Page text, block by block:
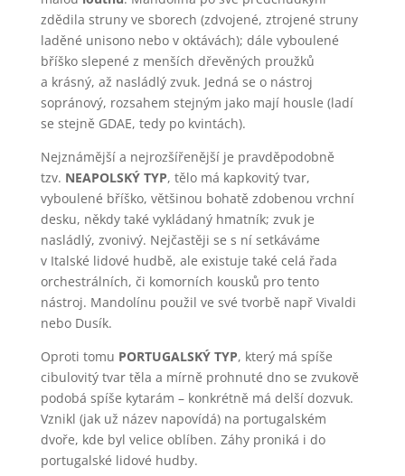
zdědila struny ve sborech (zdvojené, ztrojené struny
laděné unisono nebo v oktávách); dále vyboulené
bříško slepené z menších dřevěných proužků
a krásný, až nasládlý zvuk. Jedná se o nástroj
sopránový, rozsahem stejným jako mají housle (ladí
se stejně GDAE, tedy po kvintách).
Nejznámější a nejrozšířenější je pravděpodobně
tzv. NEAPOLSKÝ TYP, tělo má kapkovitý tvar,
vyboulené bříško, většinou bohatě zdobenou vrchní
desku, někdy také vykládaný hmatník; zvuk je
nasládlý, zvonivý. Nejčastěji se s ní setkáváme
v Italské lidové hudbě, ale existuje také celá řada
orchestrálních, či komorních kousků pro tento
nástroj. Mandolínu použil ve své tvorbě např Vivaldi
nebo Dusík.
Oproti tomu PORTUGALSKÝ TYP, který má spíše
cibulovitý tvar těla a mírně prohnuté dno se zvukově
podobá spíše kytarám – konkrétně má delší dozvuk.
Vznikl (jak už název napovídá) na portugalském
dvoře, kde byl velice oblíben. Záhy proniká i do
portugalské lidové hudby.